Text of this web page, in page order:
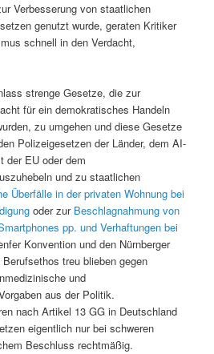
Verbesserung von staatlichen
genutzt wurde, geraten Kritiker
schnell in den Verdacht,
strenge Gesetze, die zur
für ein demokratisches Handeln
zu umgehen und diese Gesetze
Polizeigesetzen der Länder, dem AI-
der EU oder dem
und zu staatlichen
Überfälle in der privaten Wohnung bei
oder zur Beschlagnahmung von
pp. und Verhaftungen bei
Konvention und den Nürnberger
treu blieben gegen
und
aus der Politik.
nach Artikel 13 GG in Deutschland
eigentlich nur bei schweren
Beschluss rechtmäßig.